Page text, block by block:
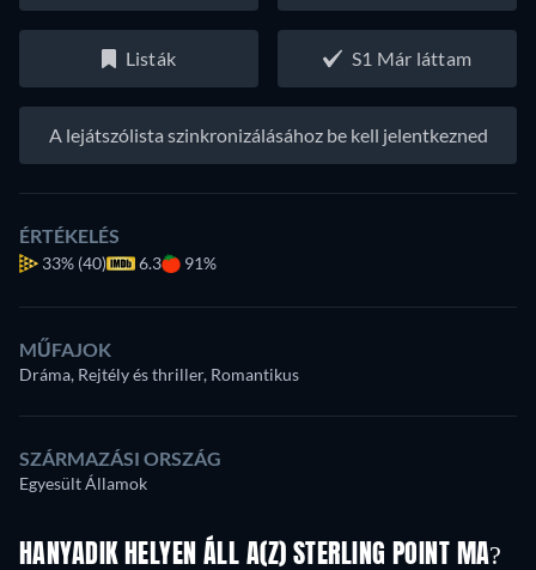
Listák S1 Már láttam
A lejátszólista szinkronizálásához be kell jelentkezned
ÉRTÉKELÉS
33% (40) 6.3 91%
MŰFAJOK
Dráma, Rejtély és thriller, Romantikus
SZÁRMAZÁSI ORSZÁG
Egyesült Államok
HANYADIK HELYEN ÁLL A(Z) STERLING POINT MA?